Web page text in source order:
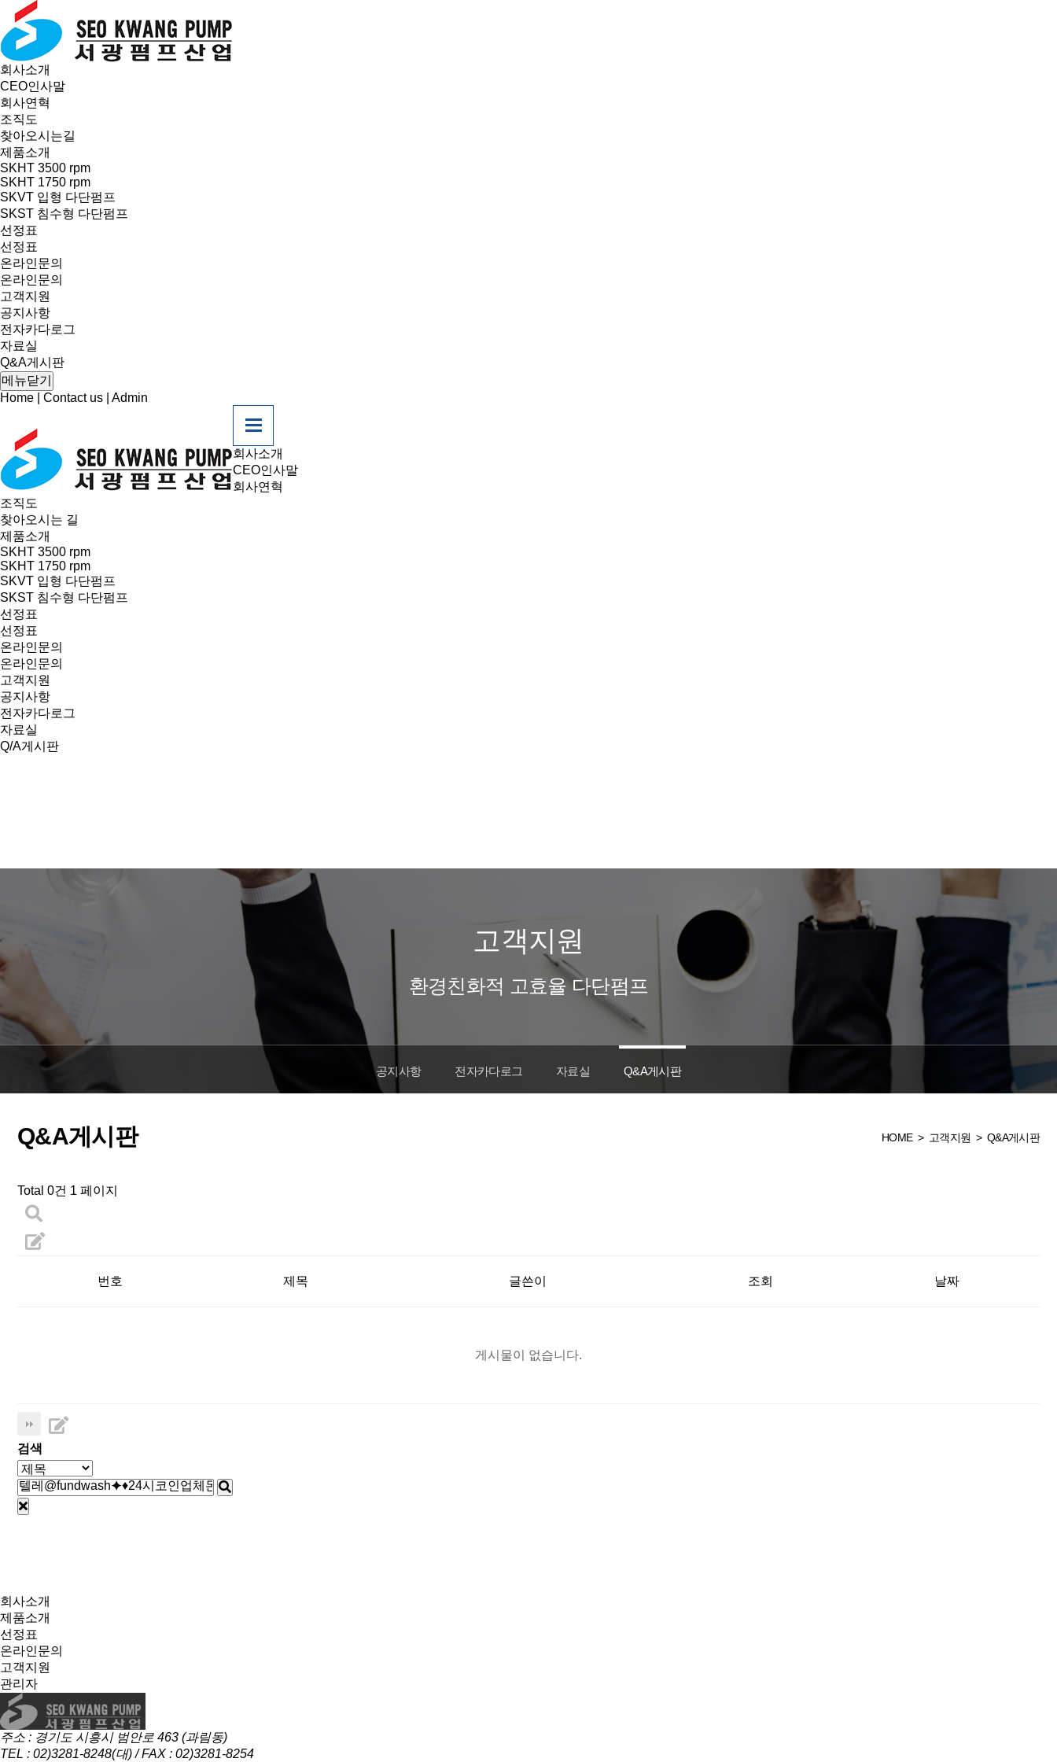
회사소개
CEO인사말
회사연혁
조직도
찾아오시는길
제품소개
SKHT 3500 rpm
SKHT 1750 rpm
SKVT 입형 다단펌프
SKST 침수형 다단펌프
선정표
선정표
온라인문의
온라인문의
고객지원
공지사항
전자카다로그
자료실
Q&A게시판
메뉴닫기
Home
Contact us Admin
회사소개
CEO인사말
회사연혁
조직도
찾아오시는 길
제품소개
SKHT 3500 rpm
SKHT 1750 rpm
SKVT 입형 다단펌프
SKST 침수형 다단펌프
선정표
선정표
온라인문의
온라인문의
고객지원
공지사항
전자카다로그
자료실
Q/A게시판
고객지원
환경친화적 고효율 다단펌프
공지사항 전자카다로그 자료실 Q&A게시판
Q&A게시판 HOME> 고객지원 > Q&A게시판
Total 0건 1 페이지
번호 제목 글쓴이 조회 날짜
게시물이 없습니다.
검색
회사소개
제품소개
선정표
온라인문의
고객지원
관리자
주소 : 경기도 시흥시 범안로 463 (과림동)
TEL : 02)3281-8248(대) / FAX : 02)3281-8254